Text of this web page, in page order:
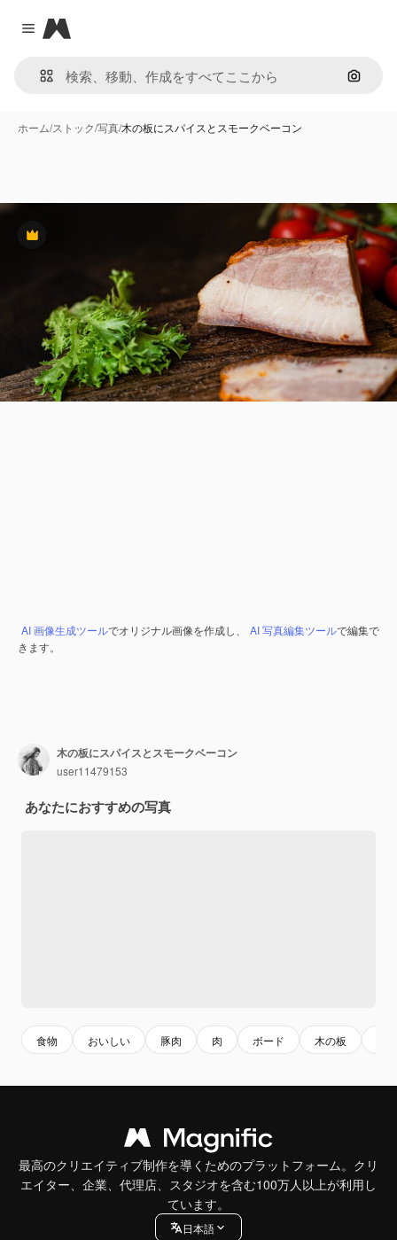
Close menu
Magnific
画像で
ホーム/ストック/写真/木の板にスパイスとスモークベーコン
Premium
AI 画像生成ツールでオリジナル画像を作成し、 AI 写真編集ツールで編集で
きます。
木の板にスパイスとスモークベーコン
user11479153
あなたにおすすめの写真
食物 おいしい 豚肉 肉 ボード 木の板
最高のクリエイティブ制作を導くためのプラットフォーム。クリ
エイター、企業、代理店、スタジオを含む100万人以上が利用し
ています。
日本語